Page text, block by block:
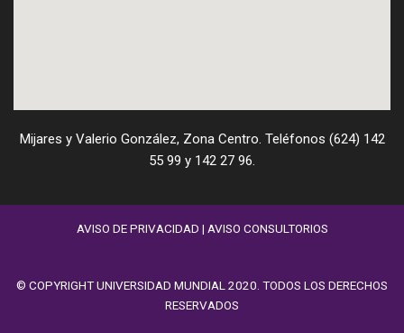
Mijares y Valerio González, Zona Centro. Teléfonos (624) 142
55 99 y 142 27 96.
AVISO DE PRIVACIDAD | AVISO CONSULTORIOS
© COPYRIGHT UNIVERSIDAD MUNDIAL 2020. TODOS LOS DERECHOS
RESERVADOS